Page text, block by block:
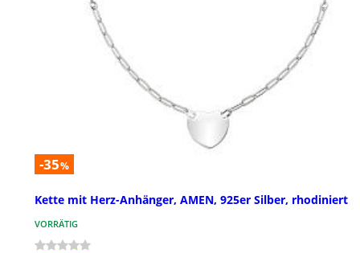
-35%
Kette mit Herz-Anhänger, AMEN, 925er Silber, rhodiniert
VORRÄTIG